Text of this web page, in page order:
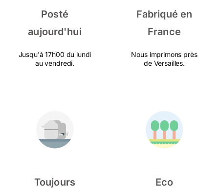
Posté
aujourd'hui
Jusqu'à 17h00 du lundi
au vendredi.
Fabriqué en
France
Nous imprimons près
de Versailles.
Toujours
Eco